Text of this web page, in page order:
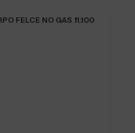
FELCE NO GAS fl.100